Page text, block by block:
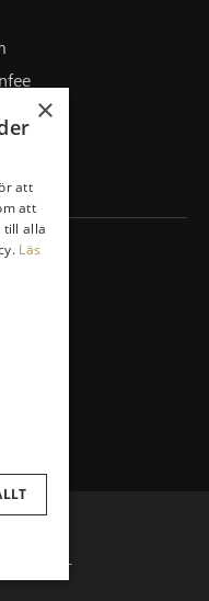
Fulke
Kust IT
×
att
att
till alla
Läs